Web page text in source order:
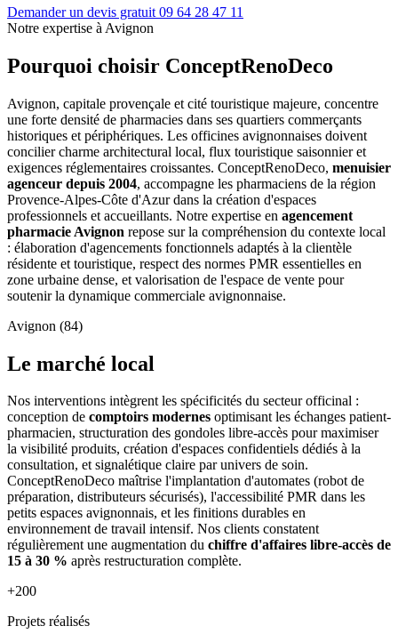
Demander un devis gratuit 09 64 28 47 11
Notre expertise à Avignon
Pourquoi choisir ConceptRenoDeco
Avignon, capitale provençale et cité touristique majeure, concentre
une forte densité de pharmacies dans ses quartiers commerçants
historiques et périphériques. Les officines avignonnaises doivent
concilier charme architectural local, flux touristique saisonnier et
exigences réglementaires croissantes. ConceptRenoDeco, menuisier
agenceur depuis 2004, accompagne les pharmaciens de la région
Provence-Alpes-Côte d'Azur dans la création d'espaces
professionnels et accueillants. Notre expertise en agencement
pharmacie Avignon repose sur la compréhension du contexte local
: élaboration d'agencements fonctionnels adaptés à la clientèle
résidente et touristique, respect des normes PMR essentielles en
zone urbaine dense, et valorisation de l'espace de vente pour
soutenir la dynamique commerciale avignonnaise.
Avignon (84)
Le marché local
Nos interventions intègrent les spécificités du secteur officinal :
conception de comptoirs modernes optimisant les échanges patient-
pharmacien, structuration des gondoles libre-accès pour maximiser
la visibilité produits, création d'espaces confidentiels dédiés à la
consultation, et signalétique claire par univers de soin.
ConceptRenoDeco maîtrise l'implantation d'automates (robot de
préparation, distributeurs sécurisés), l'accessibilité PMR dans les
petits espaces avignonnais, et les finitions durables en
environnement de travail intensif. Nos clients constatent
régulièrement une augmentation du chiffre d'affaires libre-accès de
15 à 30 % après restructuration complète.
+200
Projets réalisés